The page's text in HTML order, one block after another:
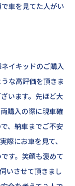
車を見てた人がい
イキッドのご購入
な高評価を頂きま
います。先ほど大
購入の際に現車確
、納車までご不安
際にお車を見て、
す。笑顔も褒めて
いさせて頂きまし